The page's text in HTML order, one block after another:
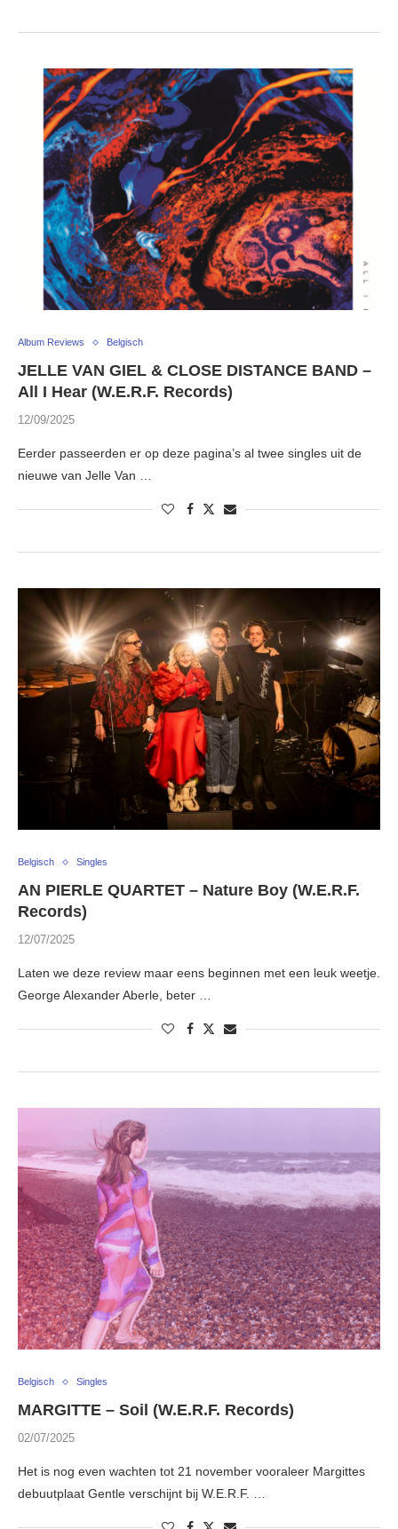
Album Reviews Belgisch
JELLE VAN GIEL & CLOSE DISTANCE BAND –
All I Hear (W.E.R.F. Records)
12/09/2025
Eerder passeerden er op deze pagina’s al twee singles uit de
nieuwe van Jelle Van …
Belgisch Singles
AN PIERLE QUARTET – Nature Boy (W.E.R.F.
Records)
12/07/2025
Laten we deze review maar eens beginnen met een leuk weetje.
George Alexander Aberle, beter …
Belgisch Singles
MARGITTE – Soil (W.E.R.F. Records)
02/07/2025
Het is nog even wachten tot 21 november vooraleer Margittes
debuutplaat Gentle verschijnt bij W.E.R.F. …